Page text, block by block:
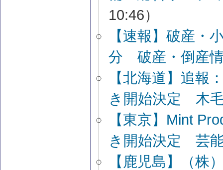
10:46）
【速報】破産
分 破産・倒産
【北海道】追報
き開始決定 木
【東京】Mint
き開始決定 芸
【鹿児島】（